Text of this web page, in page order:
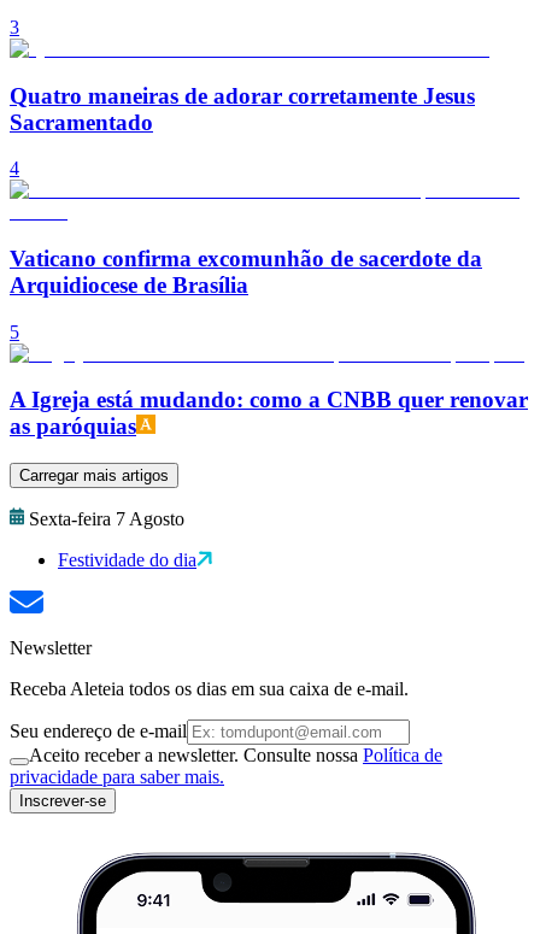
3
Quatro maneiras de adorar corretamente Jesus
Sacramentado
4
Vaticano confirma excomunhão de sacerdote da
Arquidiocese de Brasília
5
A Igreja está mudando: como a CNBB quer renovar
as paróquias
Carregar mais artigos
Sexta-feira 7 Agosto
Festividade do dia
Newsletter
Receba Aleteia todos os dias em sua caixa de e-mail.
Seu endereço de e-mail
Aceito receber a newsletter. Consulte nossa Política de
privacidade para saber mais.
Inscrever-se